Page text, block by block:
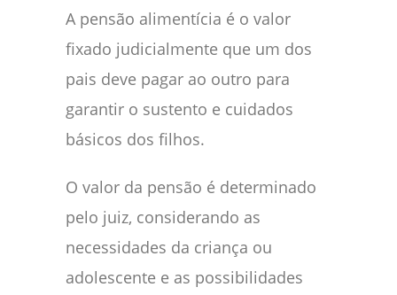
A pensão alimentícia é o valor
fixado judicialmente que um dos
pais deve pagar ao outro para
garantir o sustento e cuidados
básicos dos filhos.
O valor da pensão é determinado
pelo juiz, considerando as
necessidades da criança ou
adolescente e as possibilidades